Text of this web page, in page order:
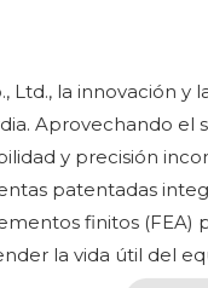
Ltd., la innovación y
Aprovechando el
y precisión
patentadas
finitos
la vida útil del